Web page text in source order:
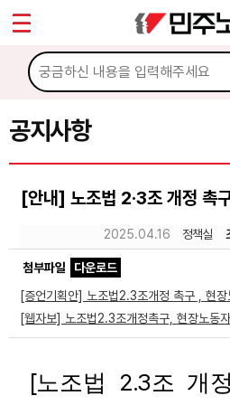
공지사항
[안내] 노조법 2·3조 개정 촉
2025.04.16 정책실
첨부파일
다운로드
[증언기획안] 노조법2.3조개정 촉구 , 현
[웹자보] 노조법2.3조개정촉구, 현장노동
[노조법 2.3조 개
마이페이지
소개
소식
공지사항
성명·보도
노동상담
자료
부설기관
Sketchbook5, 스
Sketchbook5, 스